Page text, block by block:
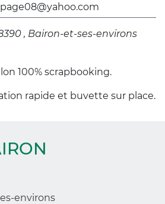
Bairon-et-ses-environs
100% scrapbooking.
rapide et buvette sur place.
environs